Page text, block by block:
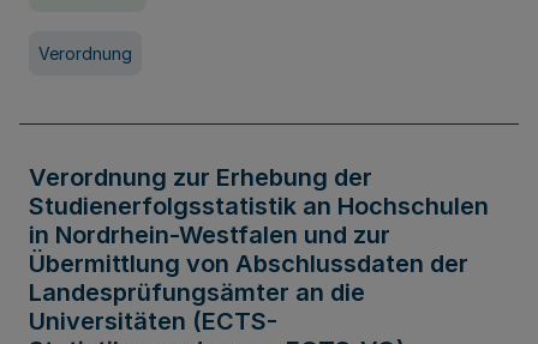
Verordnung
Verordnung zur Erhebung der
Studienerfolgsstatistik an Hochschulen
in Nordrhein-Westfalen und zur
Übermittlung von Abschlussdaten der
Landesprüfungsämter an die
Universitäten (ECTS-